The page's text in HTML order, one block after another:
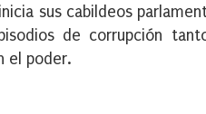
sus cabildeos
de corrupción
el poder.